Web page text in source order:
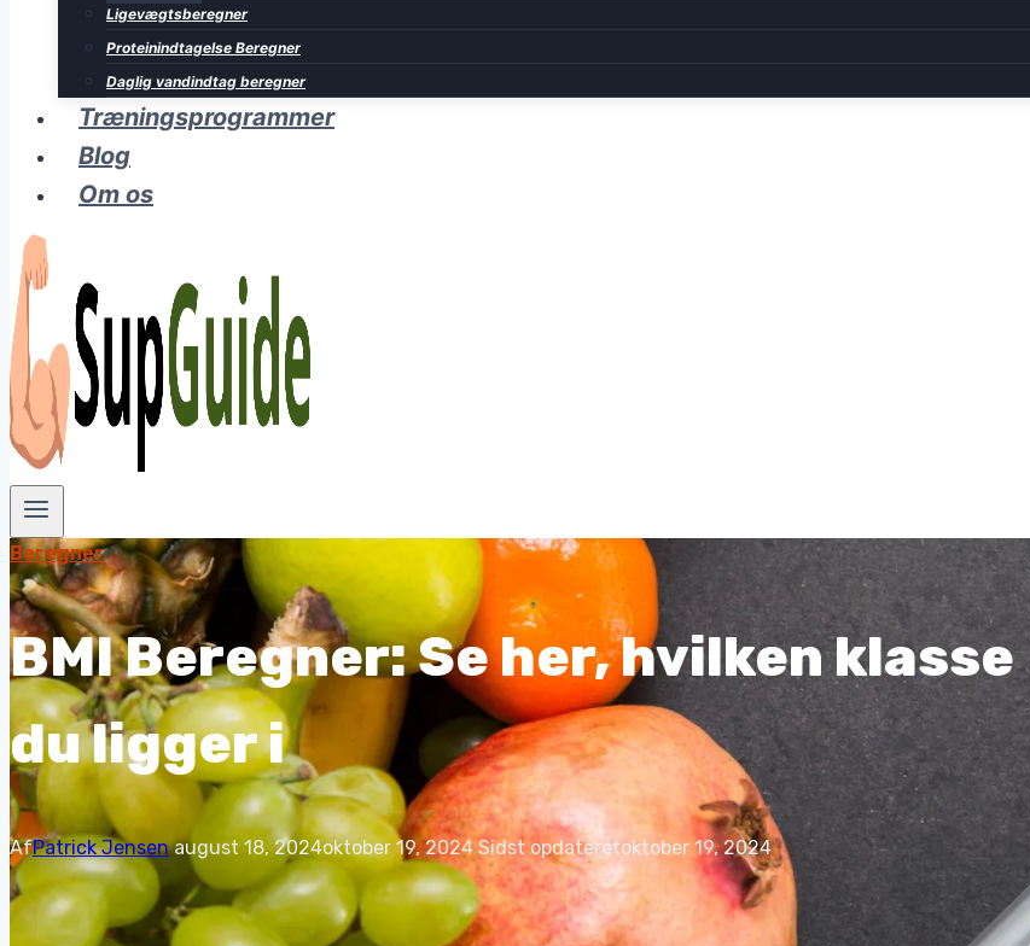
Ligevægtsberegner
Proteinindtagelse Beregner
Daglig vandindtag beregner
Træningsprogrammer
Blog
Om os
Beregner
BMI Beregner: Se her, hvilken klasse
du ligger i
AfPatrick Jensen august 18, 2024oktober 19, 2024 Sidst opdateretoktober 19, 2024